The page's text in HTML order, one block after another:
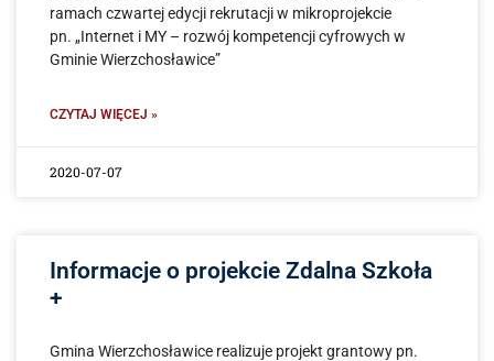
ramach czwartej edycji rekrutacji w mikroprojekcie
pn. „Internet i MY – rozwój kompetencji cyfrowych w
Gminie Wierzchosławice”
CZYTAJ WIĘCEJ »
2020-07-07
Informacje o projekcie Zdalna Szkoła
+
Gmina Wierzchosławice realizuje projekt grantowy pn.